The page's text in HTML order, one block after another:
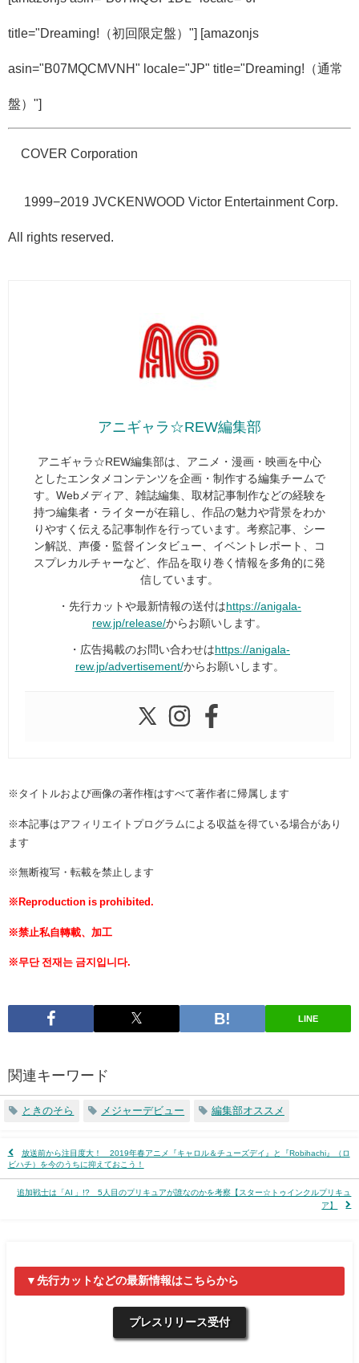
title="Dreaming!（初回限定盤）"] [amazonjs
asin="B07MQCMVNH" locale="JP" title="Dreaming!（通常
盤）"]
©COVER Corporation
© 1999−2019 JVCKENWOOD Victor Entertainment Corp.
All rights reserved.
アニギャラ☆REW編集部
アニギャラ☆REW編集部は、アニメ・漫画・映画を中心
としたエンタメコンテンツを企画・制作する編集チームで
す。Webメディア、雑誌編集、取材記事制作などの経験を
持つ編集者・ライターが在籍し、作品の魅力や背景をわか
りやすく伝える記事制作を行っています。考察記事、シー
ン解説、声優・監督インタビュー、イベントレポート、コ
スプレカルチャーなど、作品を取り巻く情報を多角的に発
信しています。
・先行カットや最新情報の送付は https://anigala-
rew.jp/release/からお願いします。
・広告掲載のお問い合わせは https://anigala-
rew.jp/advertisement/からお願いします。
※タイトルおよび画像の著作権はすべて著作者に帰属します
※本記事はアフィリエイトプログラムによる収益を得ている場合があり
ます
※無断複写・転載を禁止します
※Reproduction is prohibited.
※禁止私自轉載、加工
※무단 전재는 금지입니다.
LINE
関連キーワード
ときのそら メジャーデビュー 編集部オススメ
放送前から注目度大！ 2019年春アニメ『キャロル＆チューズデイ』と『Robihachi』（ロ
ビハチ）を今のうちに抑えておこう！
追加戦士は「AI 」!? 5人目のプリキュアが誰なのかを考察【スター☆トゥインクルプリキュ
ア】
▼先行カットなどの最新情報はこちらから
プレスリリース受付